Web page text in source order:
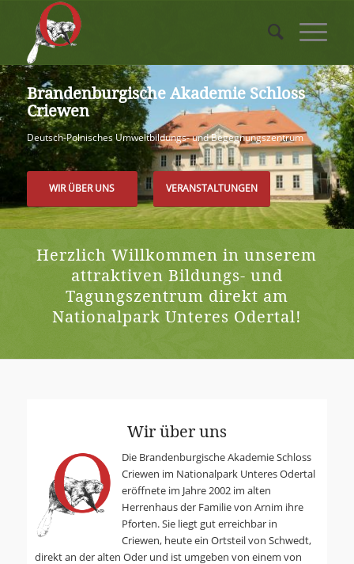
Brandenburgische Akademie Schloss
Criewen
Deutsch-Polnisches Umweltbildungs- und Begegnungszentrum
WIR ÜBER UNS VERANSTALTUNGEN
Herzlich Willkommen in unserem
attraktiven Bildungs- und
Tagungszentrum direkt am
Nationalpark Unteres Odertal!
Wir über uns
Die Branden­burgische Akademie Schloss
Criewen im Nationalpark Unteres Odertal
er­öff­ne­te im Jahre 2002 im alten
Herrenhaus der Familie von Arnim ihre
Pforten. Sie liegt gut erreich­bar in
Criewen, heute ein Ortsteil von Schwedt,
direkt an der alten Oder und ist umgeben von einem von